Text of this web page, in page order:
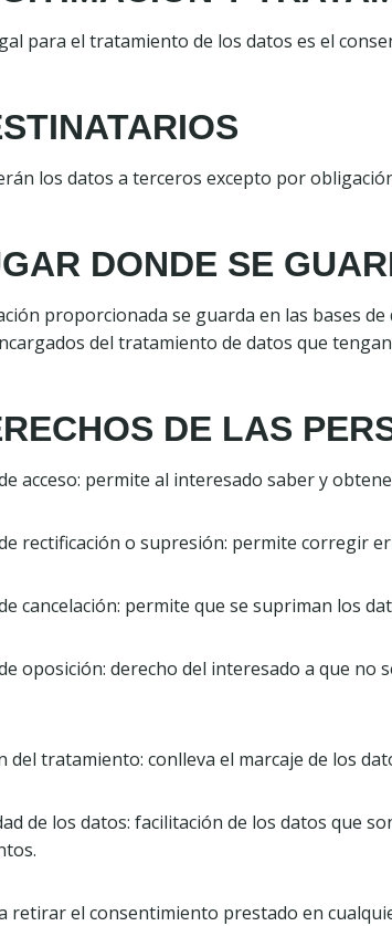
para el tratamiento de los datos es el
los datos a terceros excepto por
DONDE SE
proporcionada se guarda en las bases
del tratamiento de datos que
DE LAS
acceso: permite al interesado saber y
rectificación o supresión: permite corregir
cancelación: permite que se supriman los
oposición: derecho del interesado a que
del tratamiento: conlleva el marcaje de los
de los datos: facilitación de los datos que
retirar el consentimiento prestado en